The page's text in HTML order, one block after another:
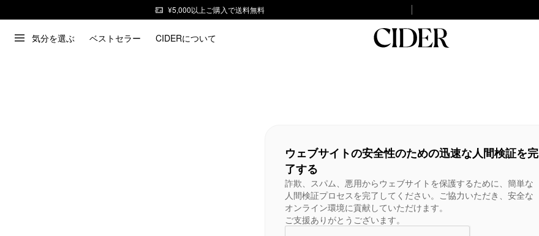
¥5,000以上ご購入で送料無料
気分を選ぶ ベストセラー CIDERについて
ウェブサイトの安全性のための迅速な人間検証を完
了する
詐欺、スパム、悪用からウェブサイトを保護するために、簡単な
人間検証プロセスを完了してください。ご協力いただき、安全な
オンライン環境に貢献していただけます。
ご支援ありがとうございます。